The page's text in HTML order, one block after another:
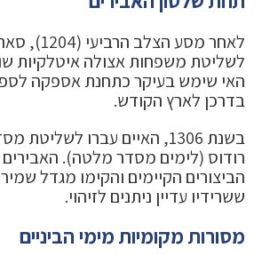
לאחר מסע
לשליטת משפחות אצולה איטלקיות
האי שימש בעיקר כתחנת אספקה
בדרכן לארץ הקודש.
בשנת 1306, האיים עברו
רודוס (לימים מסדר מלטה). האבירים
הביצורים הקיימים והקימו מגדל
ששרידיו עדיין ניתנים לזיהוי.
מסורות מקומיות מימי הביניים